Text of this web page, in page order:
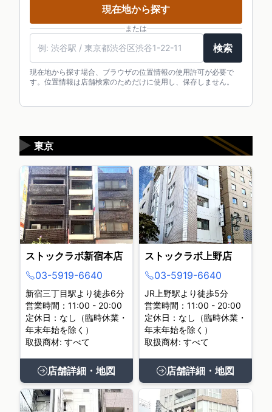
現在地から探す
または
検索
現在地から探す場合、ブラウザの位置情報の使用許可が必要で
す。位置情報は店舗検索のためだけに使用し、保存しません。
東京
▶
ストックラボ新宿本店
03-5919-6640
新宿三丁目駅より徒歩6分
営業時間：11:00 - 20:00
定休日：なし（臨時休業・
年末年始を除く）
取扱商材: すべて
店舗詳細・地図
ストックラボ上野店
03-5919-6640
JR上野駅より徒歩5分
営業時間：11:00 - 20:00
定休日：なし（臨時休業・
年末年始を除く）
取扱商材: すべて
店舗詳細・地図